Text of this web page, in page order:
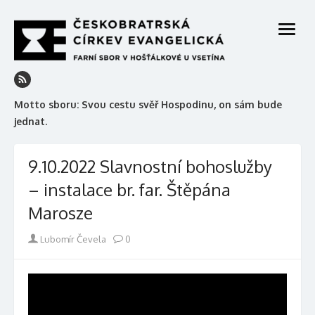
to
content
Motto sboru: Svou cestu svěř Hospodinu, on sám bude
jednat.
open
9.10.2022 Slavnostní bohoslužby
– instalace br. far. Štěpána
Marosze
Author
Lubomír Čevela 0